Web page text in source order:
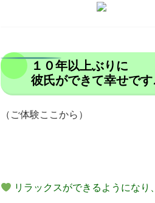
１０年以上ぶりに
彼氏ができて幸せです
（ご体験ここから）
リラックスができるようになり